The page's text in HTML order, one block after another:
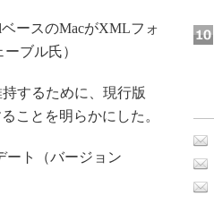
ースのMacがXMLフォ
ブル氏）
するために、現行版
ことを明らかにした。
ート（バージョン